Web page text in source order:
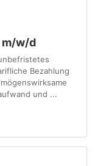
m/w/d
Bezahlung
und ...